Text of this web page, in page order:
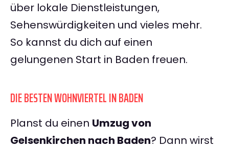
über lokale Dienstleistungen,
Sehenswürdigkeiten und vieles mehr.
So kannst du dich auf einen
gelungenen Start in Baden freuen.
DIE BESTEN WOHNVIERTEL IN BADEN
Planst du einen Umzug von
Gelsenkirchen nach Baden? Dann wirst